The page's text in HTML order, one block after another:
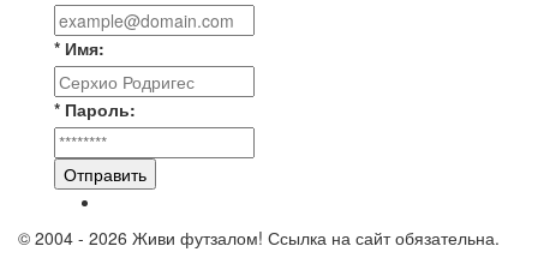
* Имя:
* Пароль:
Отправить
© 2004 - 2026 Живи футзалом! Ссылка на сайт обязательна.